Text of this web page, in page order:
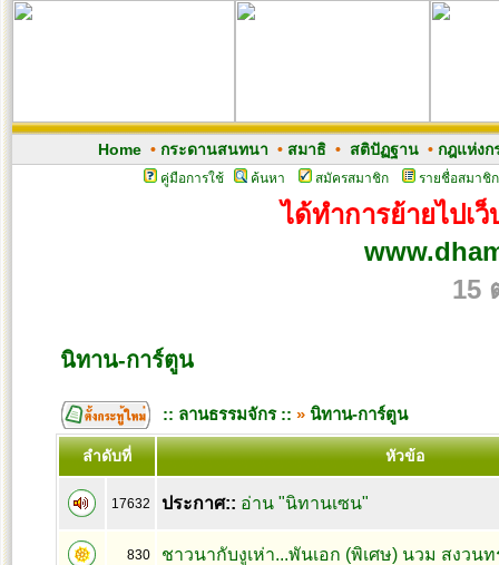
Home• กระดานสนทนา • สมาธิ• สติปัฏฐาน• กฎแห่งก
คู่มือการใช้ ค้นหา สมัครสมาชิก รายชื่อสมาชิก
ได้ทำการย้ายไปเ
15
นิทาน-การ์ตูน
:: ลานธรรมจักร :: » นิทาน-การ์ตูน
ลำดับที่ หัวข้อ
17632 ประกาศ:: อ่าน "นิทานเซน"
830 ชาวนากับงูเห่า...พันเอก (พิเศษ) นวม สงวน